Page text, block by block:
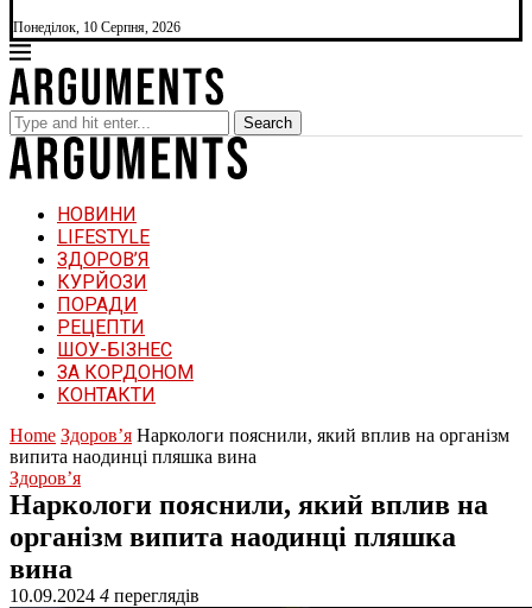
Понеділок, 10 Серпня, 2026
Search
НОВИНИ
LIFESTYLE
ЗДОРОВ’Я
КУРЙОЗИ
ПОРАДИ
РЕЦЕПТИ
ШОУ-БІЗНЕС
ЗА КОРДОНОМ
КОНТАКТИ
Home Здоров’я Наркологи пояснили, який вплив на організм
випита наодинці пляшка вина
Здоров’я
Наркологи пояснили, який вплив на
організм випита наодинці пляшка
вина
10.09.2024 4 переглядів